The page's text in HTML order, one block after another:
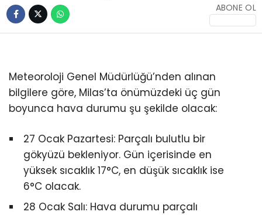
İhbar Hattı
Facebook
VEFAT
GENEL
KÜNYE
ABONE OL
Meteoroloji Genel Müdürlüğü’nden alınan
bilgilere göre, Milas’ta önümüzdeki üç gün
boyunca hava durumu şu şekilde olacak:
27 Ocak Pazartesi: Parçalı bulutlu bir
gökyüzü bekleniyor. Gün içerisinde en
yüksek sıcaklık 17°C, en düşük sıcaklık ise
6°C olacak.
28 Ocak Salı: Hava durumu parçalı